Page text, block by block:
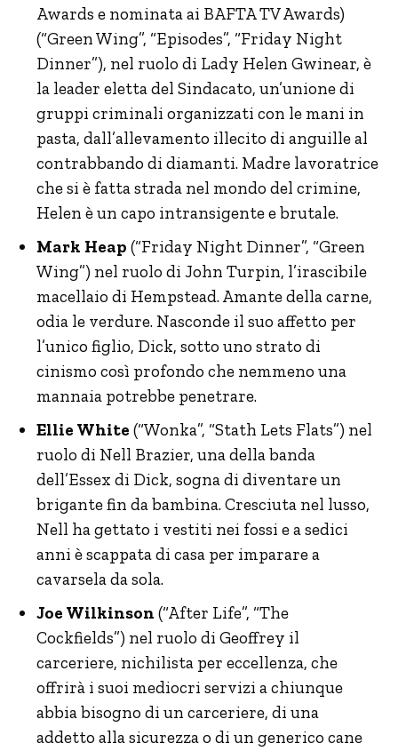
Awards e nominata ai BAFTA TV Awards)
(“Green Wing”, “Episodes”, “Friday Night
Dinner”), nel ruolo di Lady Helen Gwinear, è
la leader eletta del Sindacato, un’unione di
gruppi criminali organizzati con le mani in
pasta, dall’allevamento illecito di anguille al
contrabbando di diamanti. Madre lavoratrice
che si è fatta strada nel mondo del crimine,
Helen è un capo intransigente e brutale.
Mark Heap (“Friday Night Dinner”, “Green
Wing”) nel ruolo di John Turpin, l’irascibile
macellaio di Hempstead. Amante della carne,
odia le verdure. Nasconde il suo affetto per
l’unico figlio, Dick, sotto uno strato di
cinismo così profondo che nemmeno una
mannaia potrebbe penetrare.
Ellie White (“Wonka”, “Stath Lets Flats”) nel
ruolo di Nell Brazier, una della banda
dell’Essex di Dick, sogna di diventare un
brigante fin da bambina. Cresciuta nel lusso,
Nell ha gettato i vestiti nei fossi e a sedici
anni è scappata di casa per imparare a
cavarsela da sola.
Joe Wilkinson (“After Life”, “The
Cockfields”) nel ruolo di Geoffrey il
carceriere, nichilista per eccellenza, che
offrirà i suoi mediocri servizi a chiunque
abbia bisogno di un carceriere, di una
addetto alla sicurezza o di un generico cane